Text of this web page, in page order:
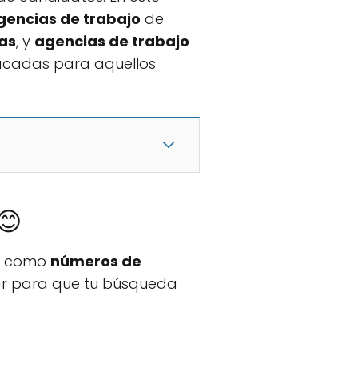
de trabajo de
, y agencias de trabajo
para aquellos
como números de
para que tu búsqueda